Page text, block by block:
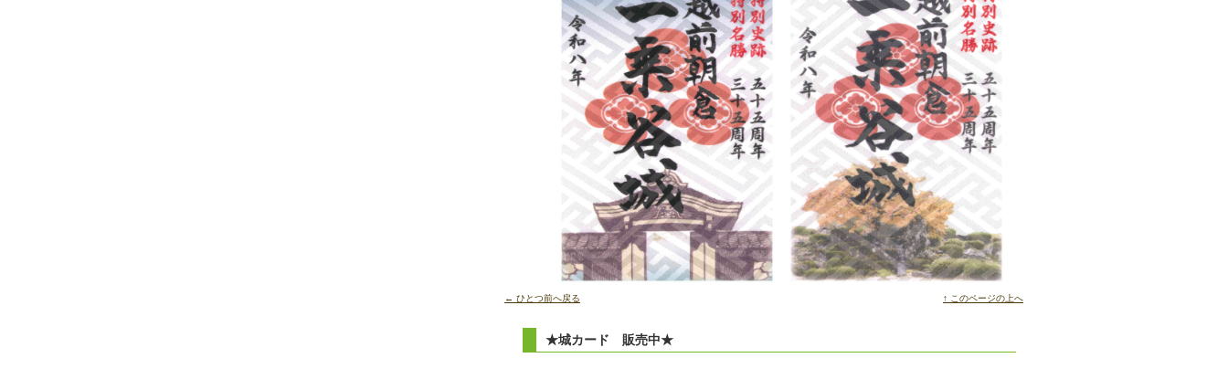
← ひとつ前へ戻る ↑ このページの上へ
★城カード 販売中★